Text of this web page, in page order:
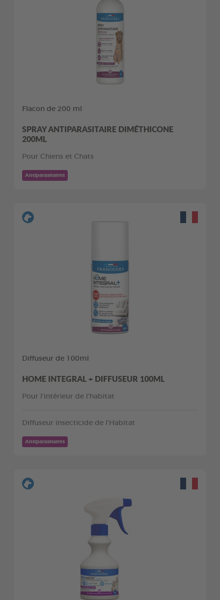
Flacon de 200 ml
SPRAY ANTIPARASITAIRE DIMÉTHICONE
200ML
Pour Chiens et Chats
Antiparasitaires
Diffuseur de 100ml
HOME INTEGRAL + DIFFUSEUR 100ML
Pour l'intérieur de l'habitat
Diffuseur insecticide de l'Habitat
Antiparasitaires